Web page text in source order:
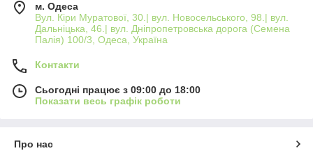
м. Одеса
Вул. Кіри Муратової, 30.| вул. Новосельського, 98.| вул.
Дальніцька, 46.| вул. Дніпропетровська дорога (Семена
Палія) 100/3, Одеса, Україна
Контакти
Сьогодні працює з 09:00 до 18:00
Показати весь графік роботи
Про нас